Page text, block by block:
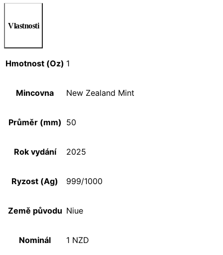
Vlastnosti
Hmotnost (Oz) 1
Mincovna New Zealand Mint
Průměr (mm) 50
Rok vydání 2025
Ryzost (Ag) 999/1000
Země původu Niue
Nominál 1 NZD